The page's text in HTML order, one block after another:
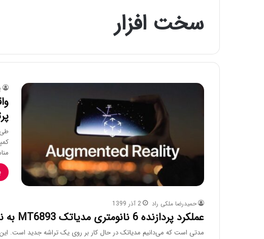
سخت افزار
حمیدرضا ملکی راد 2 آذر 1399
عملکرد پردازنده 6 نانومتری مدیاتک MT6893 به نزدیکی اسنپدراگون 865 رسید
مدتی است که می‌دانیم مدیاتک در حال کار بر روی یک تراشه جدید است. این